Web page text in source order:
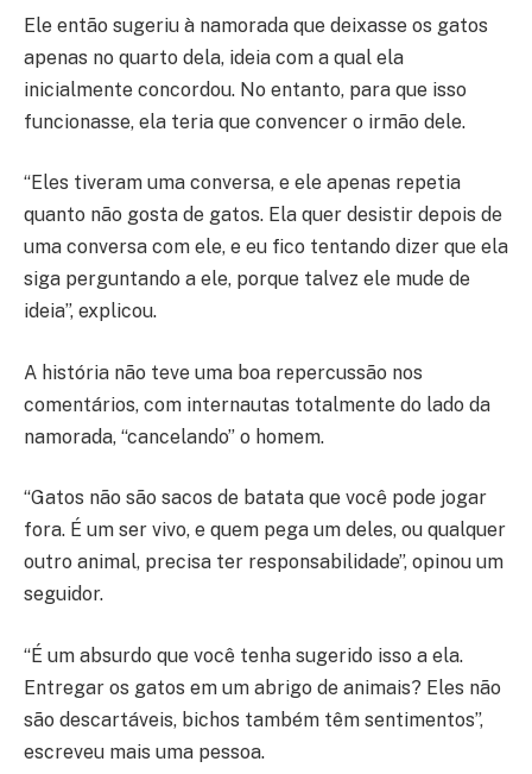
Ele então sugeriu à namorada que deixasse os gatos
apenas no quarto dela, ideia com a qual ela
inicialmente concordou. No entanto, para que isso
funcionasse, ela teria que convencer o irmão dele.
“Eles tiveram uma conversa, e ele apenas repetia
quanto não gosta de gatos. Ela quer desistir depois de
uma conversa com ele, e eu fico tentando dizer que ela
siga perguntando a ele, porque talvez ele mude de
ideia”, explicou.
A história não teve uma boa repercussão nos
comentários, com internautas totalmente do lado da
namorada, “cancelando” o homem.
“Gatos não são sacos de batata que você pode jogar
fora. É um ser vivo, e quem pega um deles, ou qualquer
outro animal, precisa ter responsabilidade”, opinou um
seguidor.
“É um absurdo que você tenha sugerido isso a ela.
Entregar os gatos em um abrigo de animais? Eles não
são descartáveis, bichos também têm sentimentos”,
escreveu mais uma pessoa.